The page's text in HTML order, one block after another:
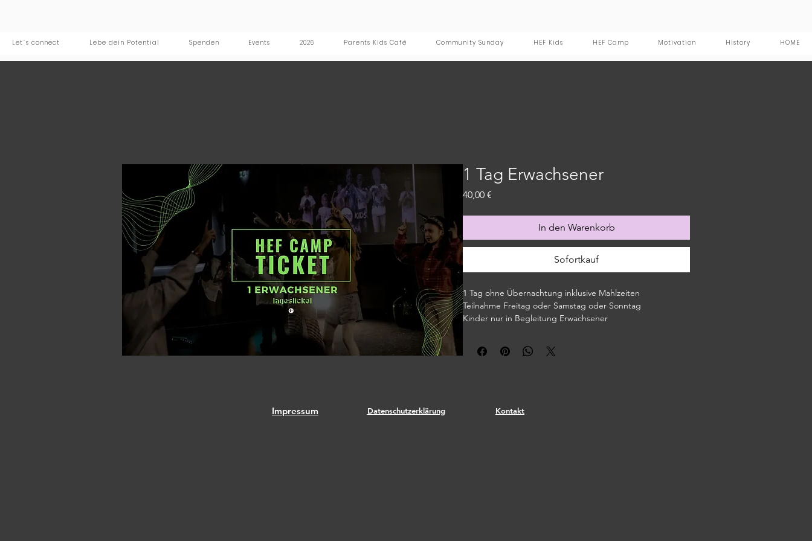
Let´s connect Lebe dein Potential Spenden Events 2026 Parents Kids Café Community Sunday HEF Kids HEF Camp Motivation History HOME
1 Tag Erwachsener
40,00 €
In den Warenkorb
Sofortkauf
1 Tag ohne Übernachtung inklusive Mahlzeiten
Teilnahme Freitag oder Samstag oder Sonntag
Kinder nur in Begleitung Erwachsener
Impressum Datenschutzerklärung Kontakt